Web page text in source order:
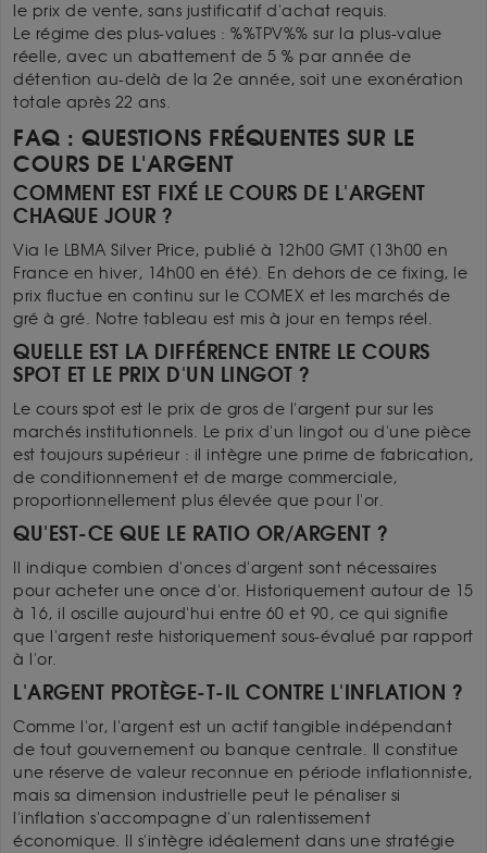
le prix de vente, sans justificatif d'achat requis.
Le régime des plus-values : %%TPV%% sur la plus-value
réelle, avec un abattement de 5 % par année de
détention au-delà de la 2e année, soit une exonération
totale après 22 ans.
FAQ : QUESTIONS FRÉQUENTES SUR LE
COURS DE L'ARGENT
COMMENT EST FIXÉ LE COURS DE L'ARGENT
CHAQUE JOUR ?
Via le LBMA Silver Price, publié à 12h00 GMT (13h00 en
France en hiver, 14h00 en été). En dehors de ce fixing, le
prix fluctue en continu sur le COMEX et les marchés de
gré à gré. Notre tableau est mis à jour en temps réel.
QUELLE EST LA DIFFÉRENCE ENTRE LE COURS
SPOT ET LE PRIX D'UN LINGOT ?
Le cours spot est le prix de gros de l'argent pur sur les
marchés institutionnels. Le prix d'un lingot ou d'une pièce
est toujours supérieur : il intègre une prime de fabrication,
de conditionnement et de marge commerciale,
proportionnellement plus élevée que pour l'or.
QU'EST-CE QUE LE RATIO OR/ARGENT ?
Il indique combien d'onces d'argent sont nécessaires
pour acheter une once d'or. Historiquement autour de 15
à 16, il oscille aujourd'hui entre 60 et 90, ce qui signifie
que l'argent reste historiquement sous-évalué par rapport
à l'or.
L'ARGENT PROTÈGE-T-IL CONTRE L'INFLATION ?
Comme l'or, l'argent est un actif tangible indépendant
de tout gouvernement ou banque centrale. Il constitue
une réserve de valeur reconnue en période inflationniste,
mais sa dimension industrielle peut le pénaliser si
l'inflation s'accompagne d'un ralentissement
économique. Il s'intègre idéalement dans une stratégie